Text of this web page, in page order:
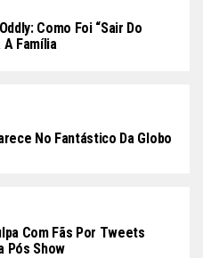
Como Foi “sair Do
A Família
No Fantástico Da Globo
Com Fãs Por Tweets
Pós Show